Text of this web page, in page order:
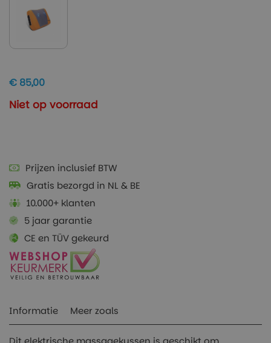
€ 85,00
Niet op voorraad
Prijzen inclusief BTW
Gratis bezorgd in NL & BE
10.000+ klanten
5 jaar garantie
CE en TÜV gekeurd
Informatie Meer zoals